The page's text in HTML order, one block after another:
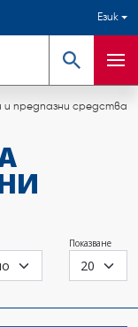
Език
Търсене
и предпазни средства
Показване